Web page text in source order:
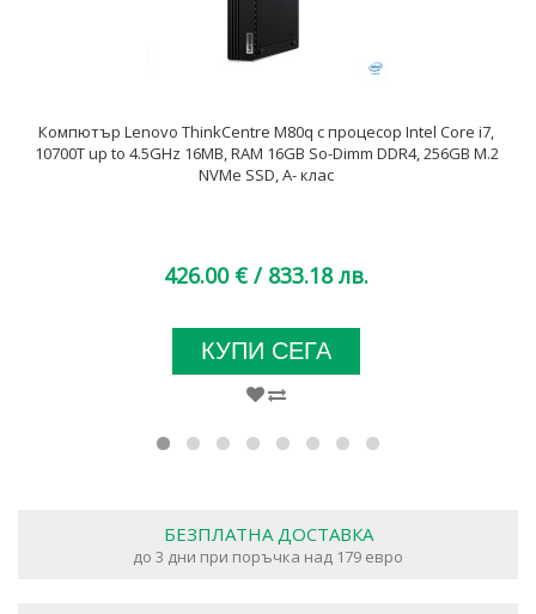
Компютър Lenovo ThinkCentre M80q с процесор Intel Core i7,
10700T up to 4.5GHz 16MB, RAM 16GB So-Dimm DDR4, 256GB M.2
NVMe SSD, A- клас
426.00 € / 833.18 лв.
КУПИ СЕГА
БЕЗПЛАТНА ДОСТАВКА
до 3 дни при поръчка над 179 евро